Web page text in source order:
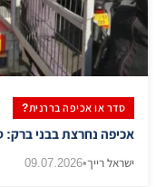
סדר או אכיפה בררנית?
אכיפה נחרצת בבני ברק:
ישראל רייך•
09.07.2026